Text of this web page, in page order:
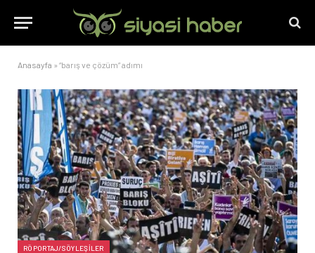
Anasayfa » “barış ve çözüm” adımı
RÖPORTAJ/SÖYLEŞILER